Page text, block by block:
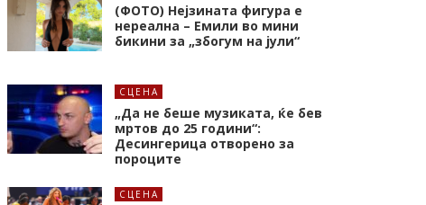
(ФОТО) Нејзината фигура е
нереална – Емили во мини
бикини за „збогум на јули“
СЦЕНА
„Да не беше музиката, ќе бев
мртов до 25 години“:
Десингерица отворено за
пороците
СЦЕНА